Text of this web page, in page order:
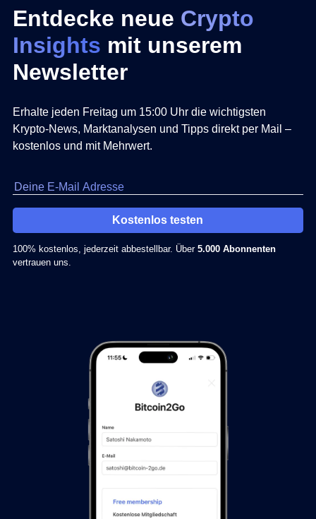
Entdecke neue Crypto
Insights mit unserem
Newsletter
Erhalte jeden Freitag um 15:00 Uhr die wichtigsten
Krypto-News, Marktanalysen und Tipps direkt per Mail –
kostenlos und mit Mehrwert.
Kostenlos testen
100% kostenlos, jederzeit abbestellbar. Über 5.000 Abonnenten
vertrauen uns.